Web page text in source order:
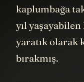
kaplumbağa
yıl
yaratık olarak
bırakmış.